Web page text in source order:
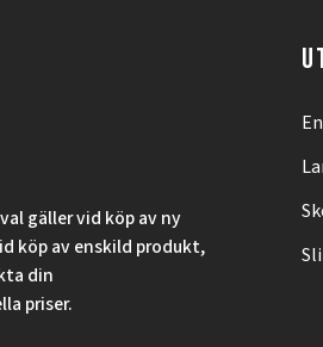
gäller vid köp av ny
köp av enskild produkt,
din
priser.